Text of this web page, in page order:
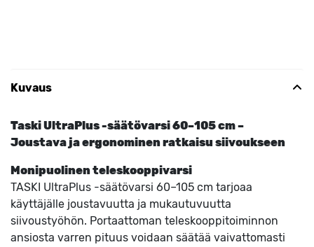
Kuvaus
Taski UltraPlus -säätövarsi 60–105 cm –
Joustava ja ergonominen ratkaisu siivoukseen
Monipuolinen teleskooppivarsi
TASKI UltraPlus -säätövarsi 60–105 cm tarjoaa
käyttäjälle joustavuutta ja mukautuvuutta
siivoustyöhön. Portaattoman teleskooppitoiminnon
ansiosta varren pituus voidaan säätää vaivattomasti